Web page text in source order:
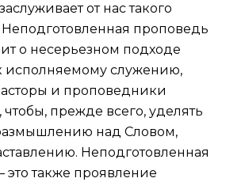
от нас такого
проповедь
о несерьезном подходе
исполняемому служению,
и проповедники
чтобы, прежде всего, уделять
над Словом,
Неподготовленная
это также проявление